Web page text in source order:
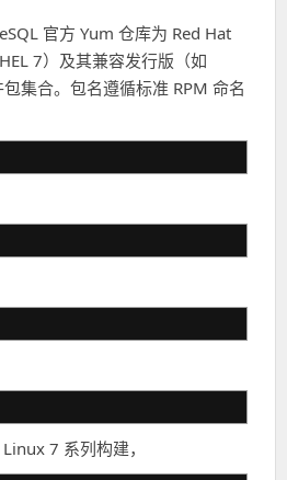
官方 Yum 仓库为 Red Hat
7）及其兼容发行版（如
集合。包名遵循标准 RPM 命名
7 系列构建，